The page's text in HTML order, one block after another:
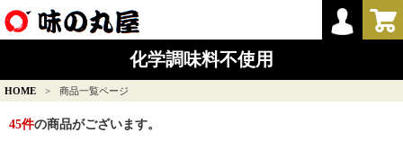
化学調味料不使用
HOME > 商品一覧ページ
45件の商品がございます。